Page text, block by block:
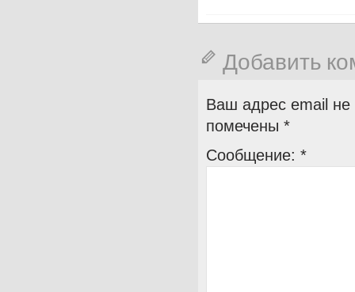
Добавить
Ваш адрес email не
помечены *
Сообщение: *